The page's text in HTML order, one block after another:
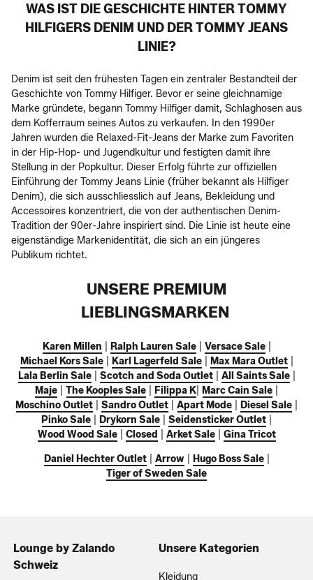
WAS IST DIE GESCHICHTE HINTER TOMMY
HILFIGERS DENIM UND DER TOMMY JEANS
LINIE?
Denim ist seit den frühesten Tagen ein zentraler Bestandteil der
Geschichte von Tommy Hilfiger. Bevor er seine gleichnamige
Marke gründete, begann Tommy Hilfiger damit, Schlaghosen aus
dem Kofferraum seines Autos zu verkaufen. In den 1990er
Jahren wurden die Relaxed-Fit-Jeans der Marke zum Favoriten
in der Hip-Hop- und Jugendkultur und festigten damit ihre
Stellung in der Popkultur. Dieser Erfolg führte zur offiziellen
Einführung der Tommy Jeans Linie (früher bekannt als Hilfiger
Denim), die sich ausschliesslich auf Jeans, Bekleidung und
Accessoires konzentriert, die von der authentischen Denim-
Tradition der 90er-Jahre inspiriert sind. Die Linie ist heute eine
eigenständige Markenidentität, die sich an ein jüngeres
Publikum richtet.
UNSERE PREMIUM
LIEBLINGSMARKEN
Karen Millen Ralph Lauren Sale| Versace Sale|
Michael Kors Sale| Karl Lagerfeld Sale| Max Mara Outlet|
Lala Berlin Sale| Scotch and Soda Outlet| All Saints Sale|
Maje
The Kooples Sale Filippa K Marc Cain Sale
Moschino Outlet
Sandro Outlet Apart Mode Diesel Sale
Pinko Sale
Drykorn Sale Seidensticker Outlet
Wood Wood Sale| Closed Arket Sale| Gina Tricot
Daniel Hechter Outlet| Arrow| Hugo Boss Sale|
Tiger of Sweden Sale
Lounge by Zalando
Schweiz
Unsere Kategorien
Kleidung